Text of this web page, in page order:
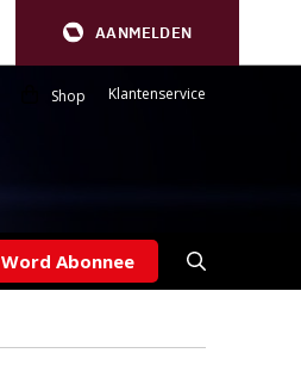
AANMELDEN
Shop Klantenservice
Word Abonnee